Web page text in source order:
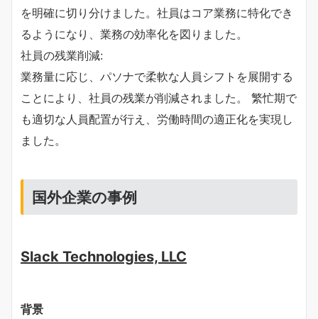
を明確に切り分けました。社員はコア業務に特化でき
るようになり、業務の効率化を図りました。
社員の残業削減:
業務量に応じ、パソナで柔軟な人員シフトを展開する
ことにより、社員の残業が削減されました。 繁忙期で
も適切な人員配置が行え、労働時間の適正化を実現し
ました。
国外企業の事例
Slack Technologies, LLC
背景